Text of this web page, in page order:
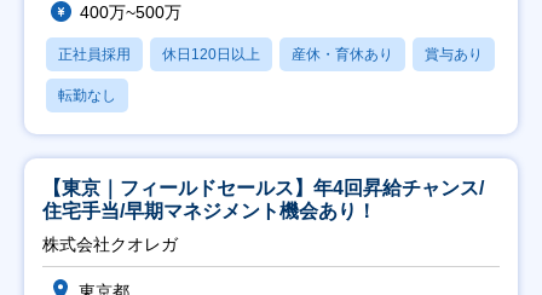
400万~500万
正社員採用 休日120日以上 産休・育休あり 賞与あり
転勤なし
【東京｜フィールドセールス】年4回昇給チャンス/
住宅手当/早期マネジメント機会あり！
株式会社クオレガ
東京都